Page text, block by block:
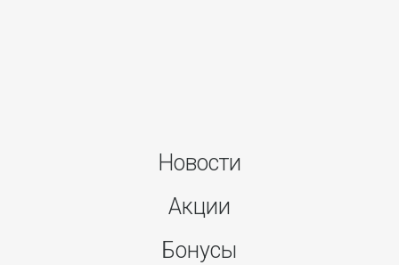
Новости
Акции
Бонусы